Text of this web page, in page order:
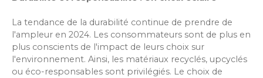
La tendance de la durabilité continue de prendre de
l'ampleur en 2024. Les consommateurs sont de plus en
plus conscients de l'impact de leurs choix sur
l'environnement. Ainsi, les matériaux recyclés, upcyclés
ou éco-responsables sont privilégiés. Le choix de